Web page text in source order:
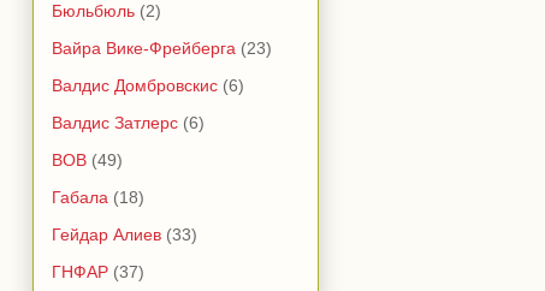
Бюльбюль (2)
Вайра Вике-Фрейберга (23)
Валдис Домбровскис (6)
Валдис Затлерс (6)
ВОВ (49)
Габала (18)
Гейдар Алиев (33)
ГНФАР (37)